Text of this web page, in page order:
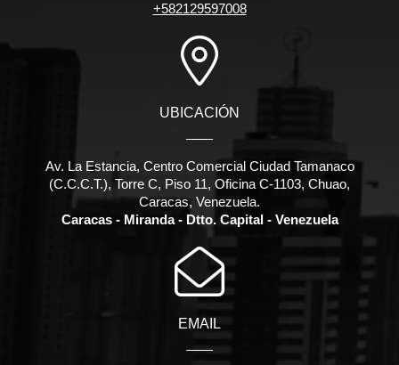
+582129597008
UBICACIÓN
Av. La Estancia, Centro Comercial Ciudad Tamanaco
(C.C.C.T.), Torre C, Piso 11, Oficina C-1103, Chuao,
Caracas, Venezuela.
Caracas - Miranda - Dtto. Capital - Venezuela
EMAIL